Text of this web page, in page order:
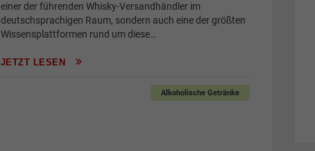
einer der führenden Whisky-Versandhändler im
deutschsprachigen Raum, sondern auch eine der größten
Wissensplattformen rund um diese…
JETZT LESEN
Alkoholische Getränke